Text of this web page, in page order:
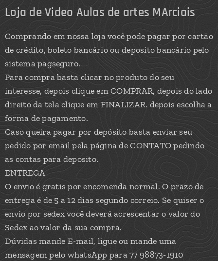
Loja de Video Aulas de artes MArciais
Comprando em nossa loja você pode pagar por cartão
de crédito, boleto bancário ou deposito bancário pelo
sistema pagseguro.
Para compra basta clicar no produto do seu
interesse, depois clique em COMPRAR, depois do lado
direito da tela clique em FINALIZAR. depois escolha a
forma de pagamento.
Caso queira pagar por depósito basta enviar seu
pedido por email pela página de CONTATO pedindo
as contas para deposito.
ENTREGA
O envio é gratis por encomenda normal. O prazo de
entrega é de 5 a 12 dias segundo correio. Se quiser o
envio por sedex você deverá acrescentar o valor do
Sedex ao valor da sua compra.
Dúvidas mande E-mail, ligue ou mande uma
mensagem pelo whatsApp para 77 98873-1910